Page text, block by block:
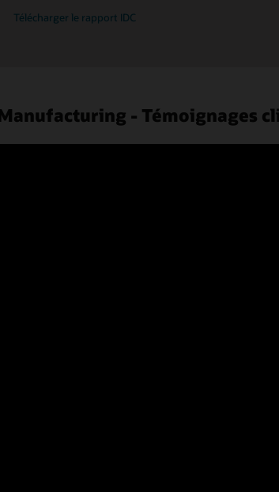
Télécharger le rapport IDC
- Témoignages
d’activité dans le monde utilisent Oracle Cloud